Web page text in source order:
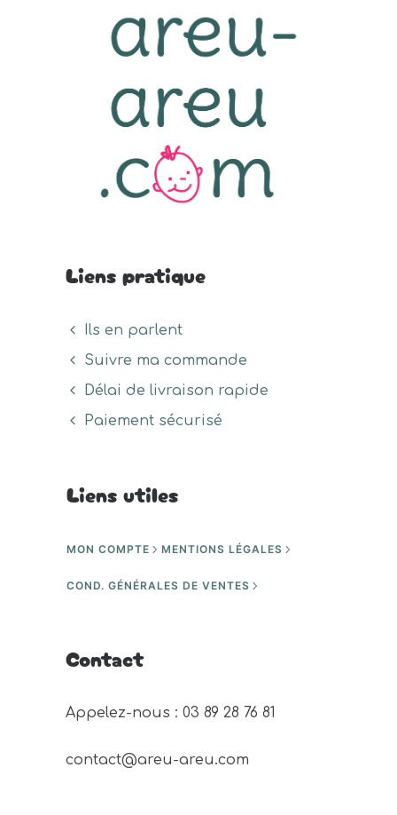
Liens pratique
Ils en parlent
Suivre ma commande
Délai de livraison rapide
Paiement sécurisé
Liens utiles
MON COMPTE MENTIONS LÉGALES
COND. GÉNÉRALES DE VENTES
Contact
Appelez-nous : 03 89 28 76 81
contact@areu-areu.com